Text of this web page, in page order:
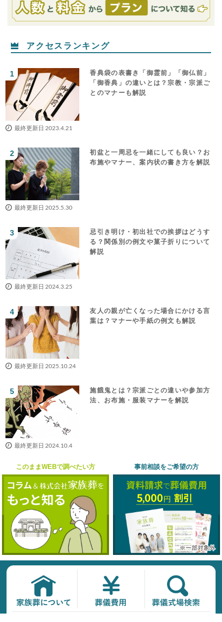
アクセスランキング
香典袋の表書き「御霊前」「御仏前」
「御香典」の違いとは？宗教・宗派ご
とのマナーも解説
最終更新日 2023.4.21
初盆と一周忌を一緒にしても良い？お
布施やマナー、案内状の書き方を解説
最終更新日 2025.5.30
忌引き明け・初出社での挨拶はどうす
る？関係別の例文や菓子折りについて
解説
最終更新日 2024.3.25
友人の親が亡くなった場合にかける言
葉は？マナーや手紙の例文も解説
最終更新日 2025.10.24
施餓鬼とは？宗派ごとの違いや参加方
法、お布施・服装マナーを解説
最終更新日 2024.10.4
このままWEBで調べたい方 事前相談をご希望の方